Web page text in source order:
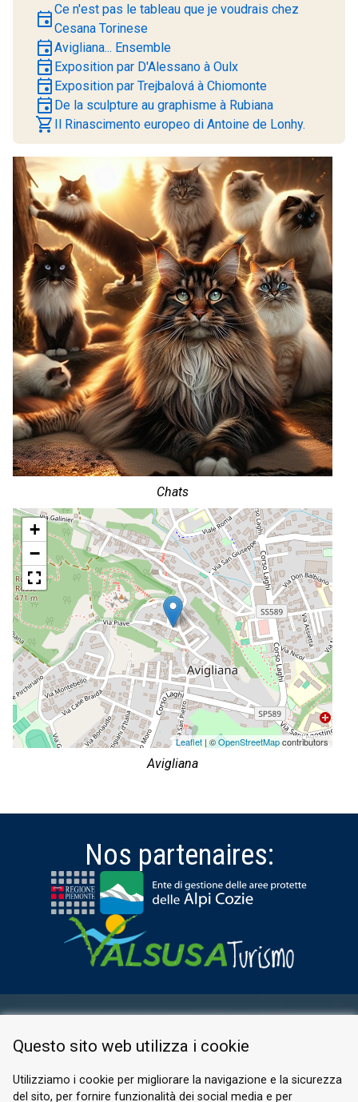
Chats
+
−
Leaflet | ©OpenStreetMapcontributors
Avigliana
eventCe n'est pas le tableau que je voudrais chez
Cesana Torinese
eventAvigliana... Ensemble
event Exposition par D'Alessano à Oulx
event Exposition par Trejbalová à Chiomonte
event De la sculpture au graphisme à Rubiana
shopping_cart Il Rinascimento europeo di Antoine de Lonhy.
Nos partenaires:
PRIVACY POLICY
Questo sito web utilizza i cookie
Utilizziamo i cookie per migliorare la navigazione e la sicurezza
del sito, per fornire funzionalità dei social media e per